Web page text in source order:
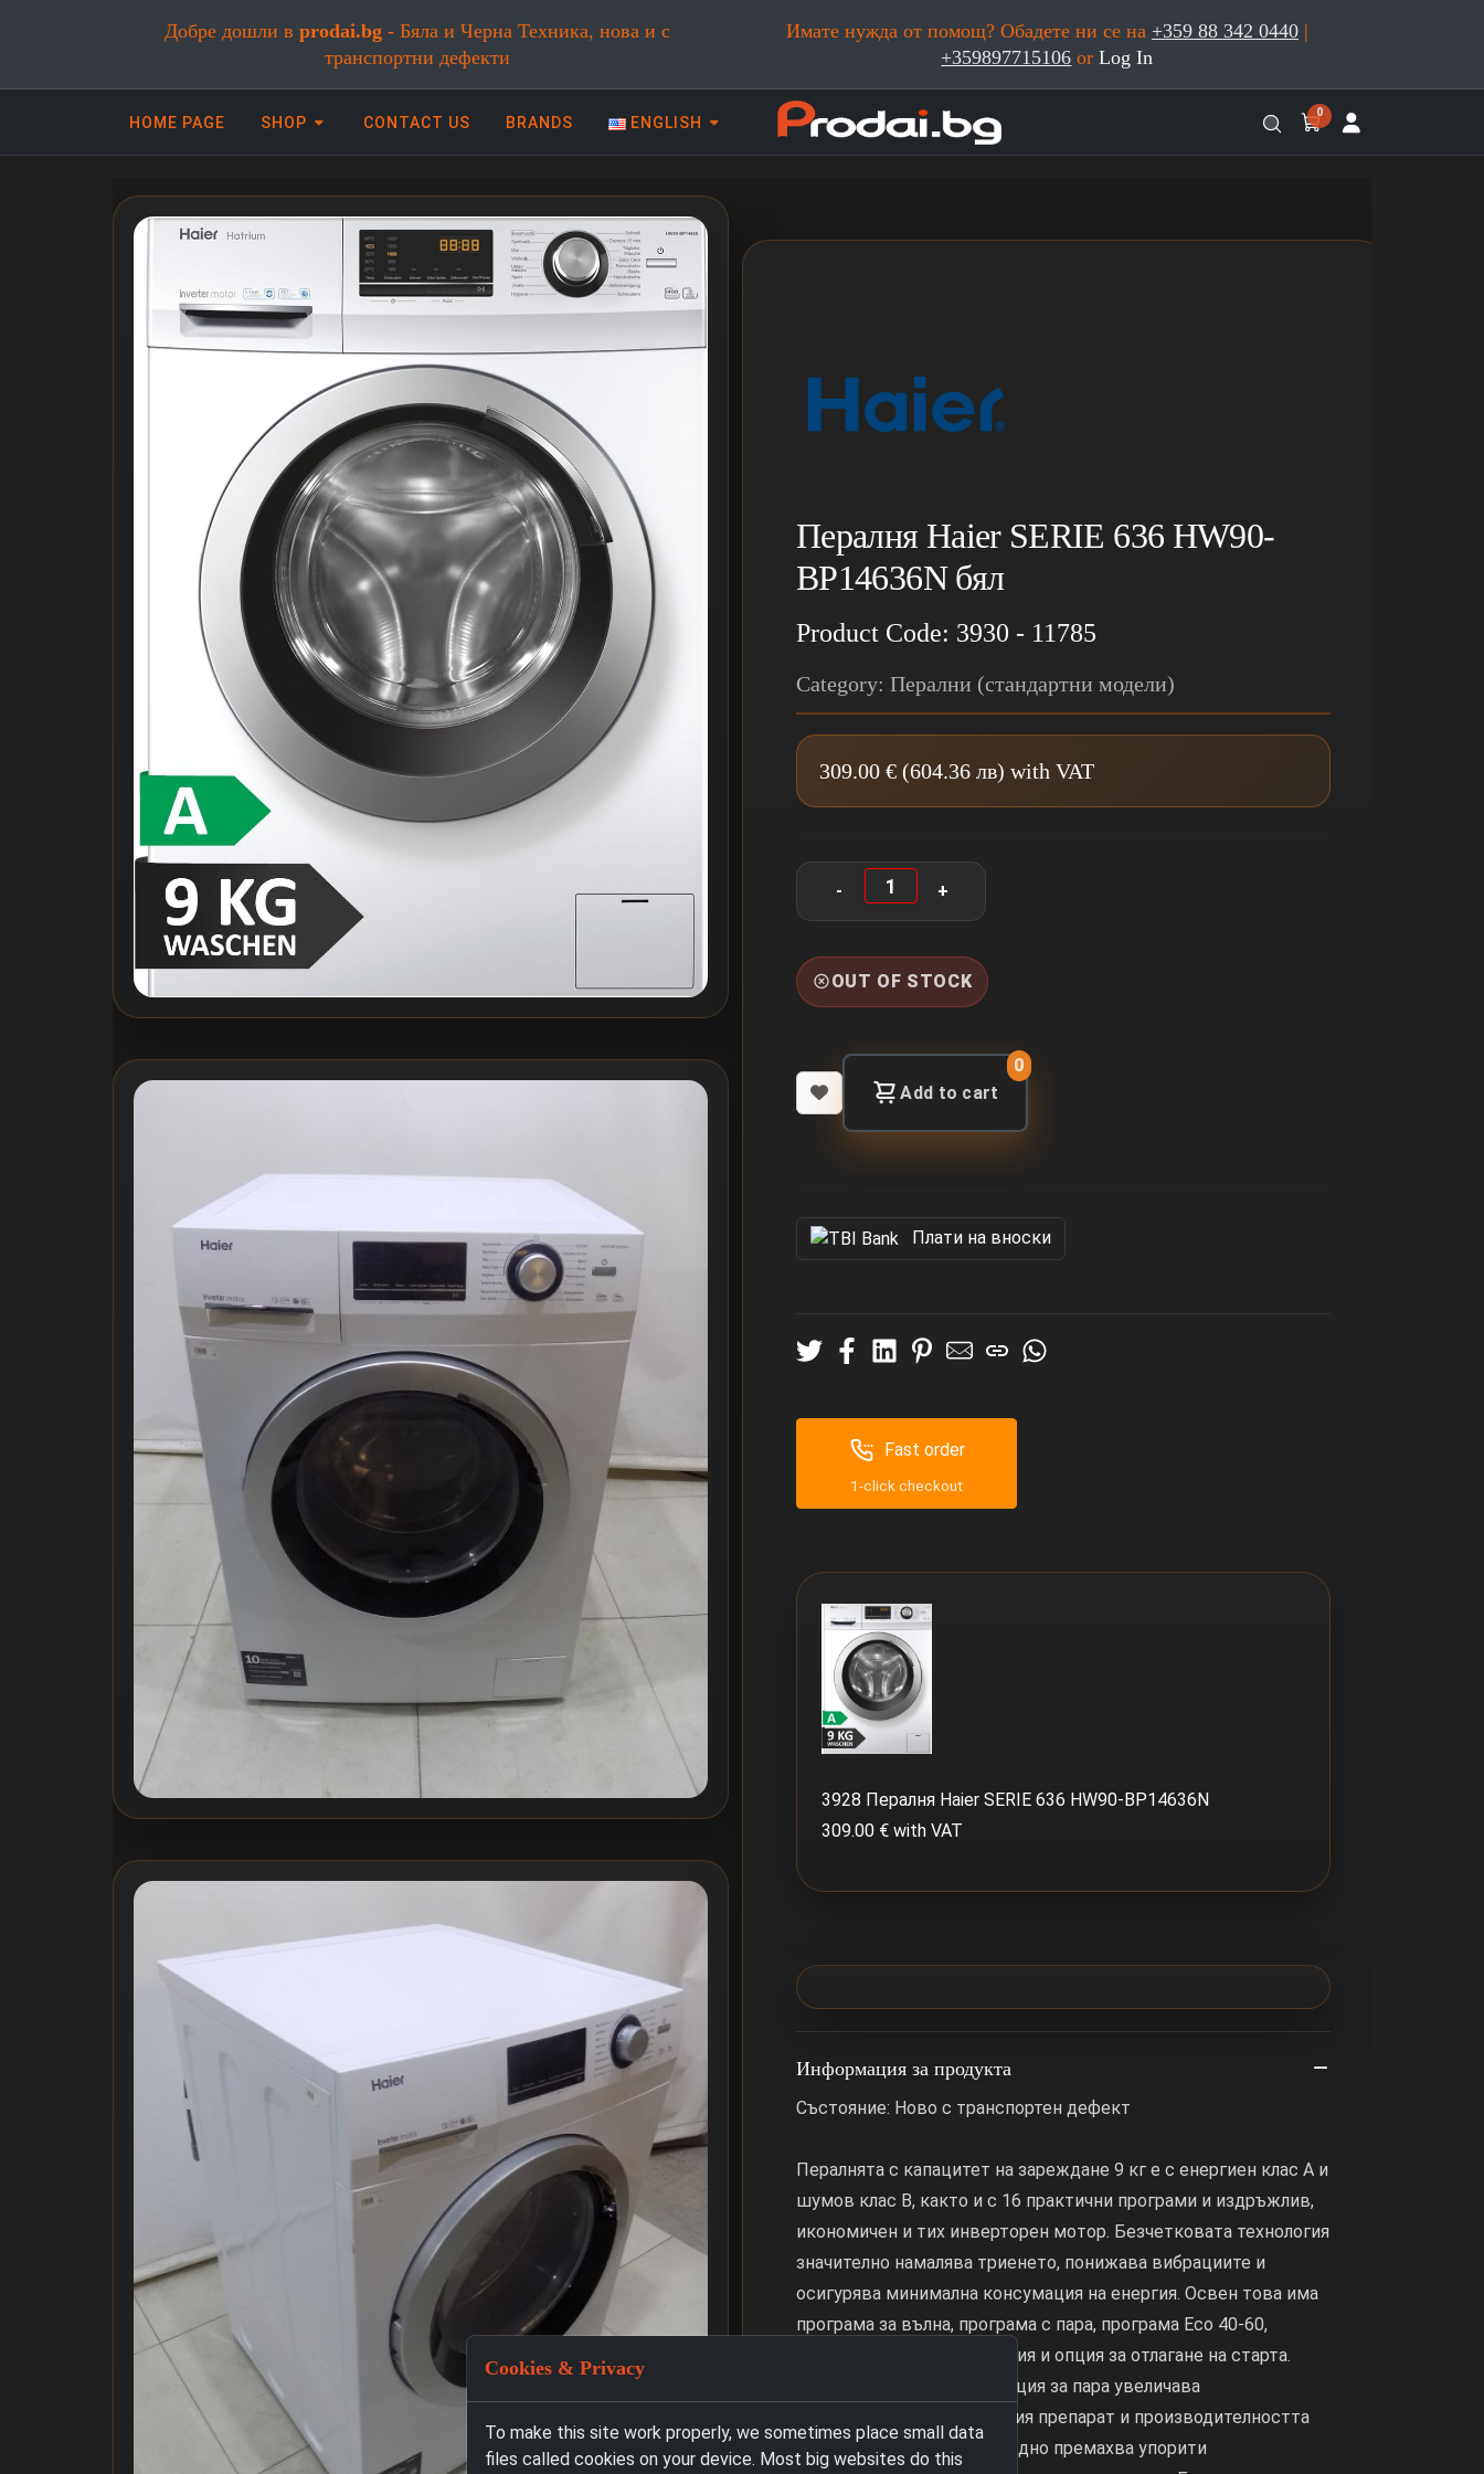
Добре дошли вprodai.bg - Бяла и Черна Техника, нова и с
транспортни дефекти
Имате нужда от помощ? Обадете ни се на +359 88 342 0440|
+359897715106 orLog In
0
HOME PAGE SHOP CONTACT US BRANDS ENGLISH
Пералня Haier SERIE 636 HW90-
BP14636N бял
Product Code: 3930 - 11785
Category: Перални (стандартни модели)
309.00 € (604.36 лв) with VAT
OUT OF STOCK
Add to cart
0
Πлати на вноски
Fast order
1-click checkout
3928 Пералня Haier SERIE 636 HW90-BP14636N
309.00 € with VAT
Информация за продукта
Състояние: Ново с транспортен дефект
Пералнята с капацитет на зареждане 9 кг е с енергиен клас А и
шумов клас B, както и с 16 практични програми и издръжлив,
икономичен и тих инверторен мотор. Безчетковата технология
значително намалява триенето, понижава вибрациите и
осигурява минимална консумация на енергия. Освен това има
програма за вълна, програма с пара, програма Eco 40-60,
антибактериална технология и опция за отлагане на старта.
Превключващата се функция за пара увеличава
ефективността на перилния препарат и производителността
на пране с до 13% и надеждно премахва упорити
Cookies & Privacy
To make this site work properly, we sometimes place small data
files called cookies on your device. Most big websites do this